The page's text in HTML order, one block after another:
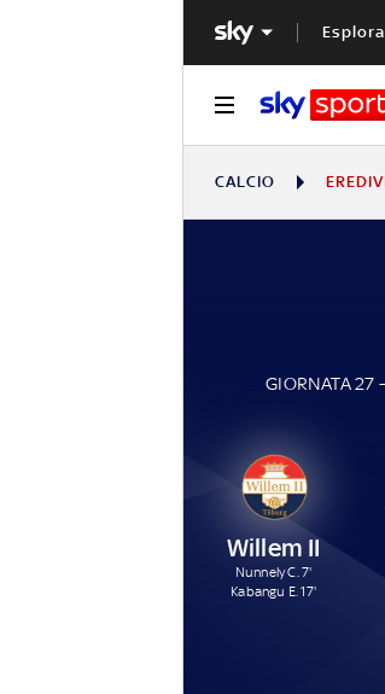
CALCIO
GIORNATA 27
Willem II
Nunnely C. 7'
Kabangu E. 17'